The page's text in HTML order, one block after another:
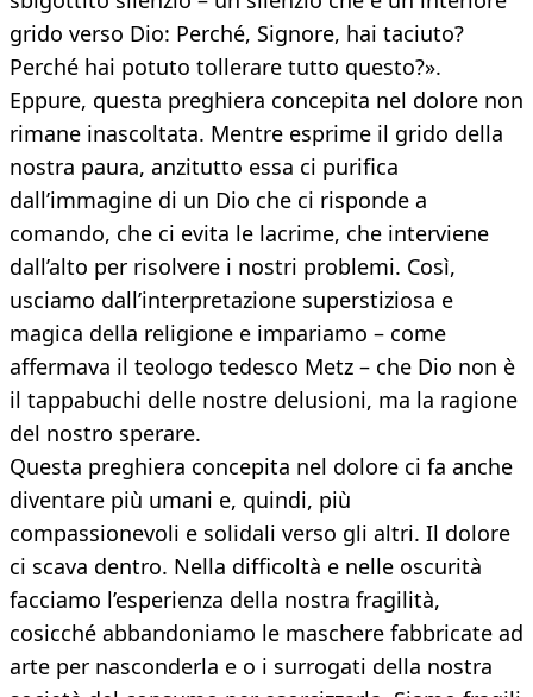
grido verso Dio: Perché, Signore, hai taciuto?
Perché hai potuto tollerare tutto questo?».
Eppure, questa preghiera concepita nel dolore non
rimane inascoltata. Mentre esprime il grido della
nostra paura, anzitutto essa ci purifica
dall’immagine di un Dio che ci risponde a
comando, che ci evita le lacrime, che interviene
dall’alto per risolvere i nostri problemi. Così,
usciamo dall’interpretazione superstiziosa e
magica della religione e impariamo – come
affermava il teologo tedesco Metz – che Dio non è
il tappabuchi delle nostre delusioni, ma la ragione
del nostro sperare.
Questa preghiera concepita nel dolore ci fa anche
diventare più umani e, quindi, più
compassionevoli e solidali verso gli altri. Il dolore
ci scava dentro. Nella difficoltà e nelle oscurità
facciamo l’esperienza della nostra fragilità,
cosicché abbandoniamo le maschere fabbricate ad
arte per nasconderla e o i surrogati della nostra